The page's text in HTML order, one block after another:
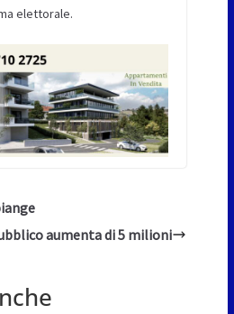
elettorale.
aumenta di 5 milioni